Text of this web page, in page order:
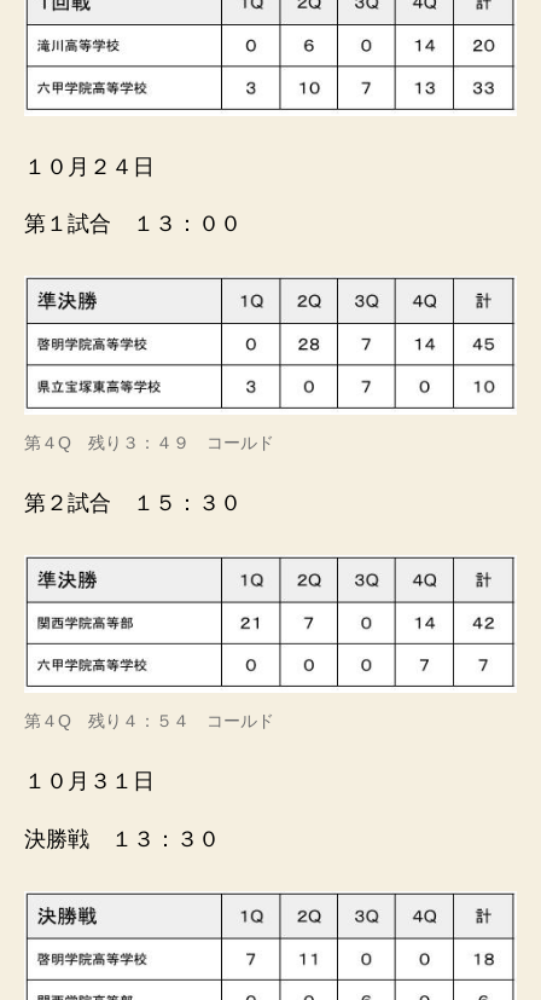
１０月２４日
第１試合 １３：００
第４Q 残り３：４９ コールド
第２試合 １５：３０
第４Q 残り４：５４ コールド
１０月３１日
決勝戦 １３：３０